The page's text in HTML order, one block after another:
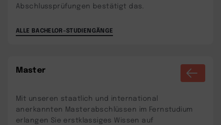
Abschlussprüfungen bestätigt das.
ALLE BACHELOR-STUDIENGÄNGE
Master
Mit unseren staatlich und international
anerkannten Masterabschlüssen im Fernstudium
erlangen Sie erstklassiges Wissen auf